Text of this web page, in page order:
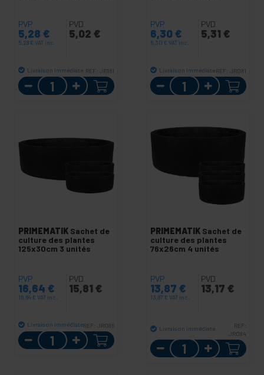
PVP
5,28 €
5,28 € VAT inc.
PVD
5,02 €
Livraison immédiate REF: JR161
Quantité
PVP
6,30 €
6,30 € VAT inc.
PVD
5,31 €
Livraison immédiate REF: JR081
Quantité
PRIMEMATIK Sachet de
culture des plantes
125x30cm 3 unités
PVP
16,64 €
16,64 € VAT inc.
PVD
15,81 €
Livraison immédiateREF: JR086
Quantité
PRIMEMATIK Sachet de
culture des plantes
76x26cm 4 unités
PVP
13,87 €
13,87 € VAT inc.
PVD
13,17 €
Livraison immédiate
REF:
JR084
Quantité